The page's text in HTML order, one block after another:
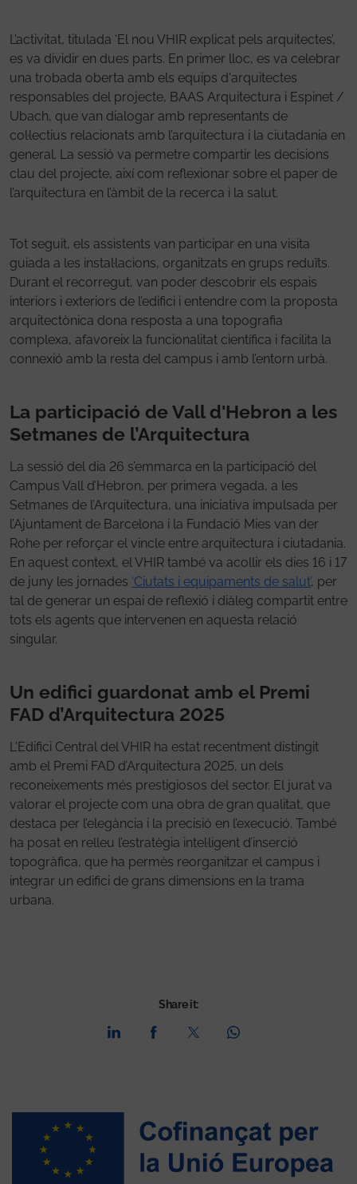
L’activitat, titulada ‘El nou VHIR explicat pels arquitectes’,
es va dividir en dues parts. En primer lloc, es va celebrar
una trobada oberta amb els equips d'arquitectes
responsables del projecte, BAAS Arquitectura i Espinet /
Ubach, que van dialogar amb representants de
col·lectius relacionats amb l’arquitectura i la ciutadania en
general. La sessió va permetre compartir les decisions
clau del projecte, així com reflexionar sobre el paper de
l’arquitectura en l’àmbit de la recerca i la salut.
Tot seguit, els assistents van participar en una visita
guiada a les instal·lacions, organitzats en grups reduïts.
Durant el recorregut, van poder descobrir els espais
interiors i exteriors de l’edifici i entendre com la proposta
arquitectònica dona resposta a una topografia
complexa, afavoreix la funcionalitat científica i facilita la
connexió amb la resta del campus i amb l’entorn urbà.
La participació de Vall d'Hebron a les
Setmanes de l’Arquitectura
La sessió del dia 26 s’emmarca en la participació del
Campus Vall d’Hebron, per primera vegada, a les
Setmanes de l’Arquitectura, una iniciativa impulsada per
l’Ajuntament de Barcelona i la Fundació Mies van der
Rohe per reforçar el vincle entre arquitectura i ciutadania.
En aquest context, el VHIR també va acollir els dies 16 i 17
de juny les jornades ‘Ciutats i equipaments de salut’, per
tal de generar un espai de reflexió i diàleg compartit entre
tots els agents que intervenen en aquesta relació
singular.
Un edifici guardonat amb el Premi
FAD d’Arquitectura 2025
L'Edifici Central del VHIR ha estat recentment distingit
amb el Premi FAD d’Arquitectura 2025, un dels
reconeixements més prestigiosos del sector. El jurat va
valorar el projecte com una obra de gran qualitat, que
destaca per l’elegància i la precisió en l’execució. També
ha posat en relleu l’estratègia intel·ligent d’inserció
topogràfica, que ha permès reorganitzar el campus i
integrar un edifici de grans dimensions en la trama
urbana.
Share it: